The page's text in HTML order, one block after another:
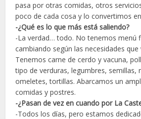
pasa por otras comidas, otros
poco de cada cosa y lo convertimos
-¿Qué es lo que más está saliendo?
-La verdad… todo. No tenemos menú
cambiando según las necesidades
Tenemos carne de cerdo y vacuna,
tipo de verduras, legumbres, semillas,
omeletes, tortillas. Abarcamos un
comidas y postres.
-¿Pasan de vez en cuando por La
-Todos los días, pero estamos